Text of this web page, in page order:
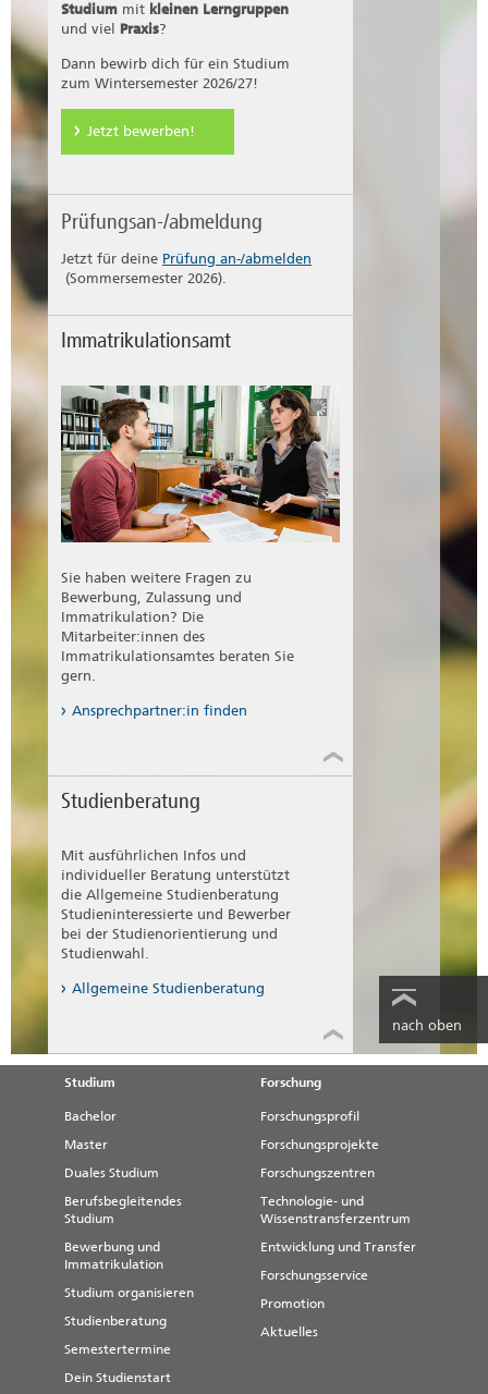
Studium mit kleinen Lerngruppen
und viel Praxis?
Dann bewirb dich für ein Studium
zum Wintersemester 2026/27!
Jetzt bewerben!
Prüfungsan-/abmeldung
Jetzt für deine Prüfung an-/abmelden
(Sommersemester 2026).
Immatrikulationsamt
Sie haben weitere Fragen zu
Bewerbung, Zulassung und
Immatrikulation? Die
Mitarbeiter:innen des
Immatrikulationsamtes beraten Sie
gern.
Ansprechpartner:in finden
Studienberatung
Mit ausführlichen Infos und
individueller Beratung unterstützt
die Allgemeine Studienberatung
Studieninteressierte und Bewerber
bei der Studienorientierung und
Studienwahl.
Allgemeine Studienberatung
nach oben
Studium
Bachelor
Master
Duales Studium
Berufsbegleitendes
Studium
Bewerbung und
Immatrikulation
Studium organisieren
Studienberatung
Semestertermine
Dein Studienstart
Forschung
Forschungsprofil
Forschungsprojekte
Forschungszentren
Technologie- und
Wissenstransferzentrum
Entwicklung und Transfer
Forschungsservice
Promotion
Aktuelles